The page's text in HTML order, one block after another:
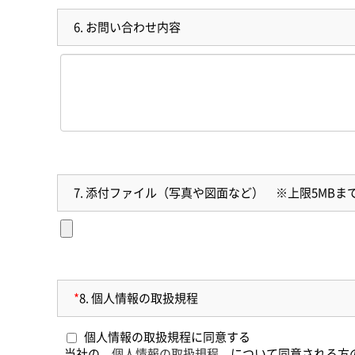
6. お問い合わせ内容
7.添付ファイル（写真や図面など） ※上限5MBま
*8.個人情報の取扱規程
個人情報の取扱規程に同意する